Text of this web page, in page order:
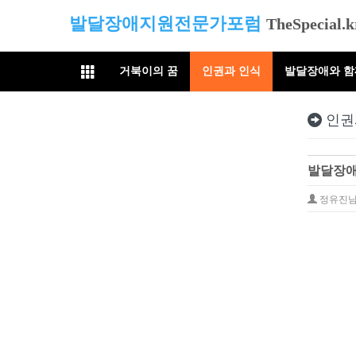
발달장애지원전문가포럼
거북이의 꿈 인권과 인식 발달장애와 함
인
발달장
정유진님